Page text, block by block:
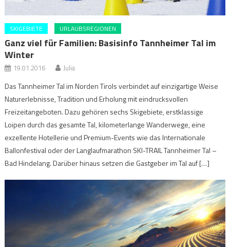
SKIGEBIETE URLAUBSREGIONEN
Ganz viel für Familien: Basisinfo Tannheimer Tal im
Winter
19.01.2016 Julia
Das Tannheimer Tal im Norden Tirols verbindet auf einzigartige Weise
Naturerlebnisse, Tradition und Erholung mit eindrucksvollen
Freizeitangeboten. Dazu gehören sechs Skigebiete, erstklassige
Loipen durch das gesamte Tal, kilometerlange Wanderwege, eine
exzellente Hotellerie und Premium-Events wie das Internationale
Ballonfestival oder der Langlaufmarathon SKI-TRAIL Tannheimer Tal –
Bad Hindelang. Darüber hinaus setzen die Gastgeber im Tal auf […]